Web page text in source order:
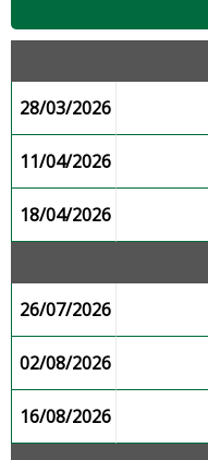
28/03/2026
11/04/2026
18/04/2026
26/07/2026
02/08/2026
16/08/2026